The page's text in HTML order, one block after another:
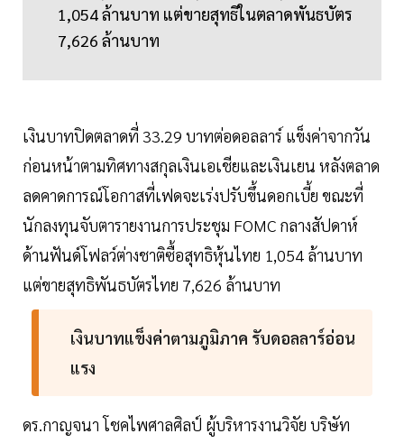
1,054 ล้านบาท แต่ขายสุทธิในตลาดพันธบัตร
7,626 ล้านบาท
เงินบาทปิดตลาดที่ 33.29 บาทต่อดอลลาร์ แข็งค่าจากวัน
ก่อนหน้าตามทิศทางสกุลเงินเอเชียและเงินเยน หลังตลาด
ลดคาดการณ์โอกาสที่เฟดจะเร่งปรับขึ้นดอกเบี้ย ขณะที่
นักลงทุนจับตารายงานการประชุม FOMC กลางสัปดาห์
ด้านฟันด์โฟลว์ต่างชาติซื้อสุทธิหุ้นไทย 1,054 ล้านบาท
แต่ขายสุทธิพันธบัตรไทย 7,626 ล้านบาท
เงินบาทแข็งค่าตามภูมิภาค รับดอลลาร์อ่อน
แรง
ดร.กาญจนา โชคไพศาลศิลป์ ผู้บริหารงานวิจัย บริษัท